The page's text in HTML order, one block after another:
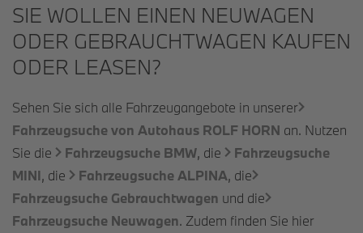
SIE WOLLEN EINEN NEUWAGEN
ODER GEBRAUCHTWAGEN KAUFEN
ODER LEASEN?
Sehen Sie sich alle Fahrzeugangebote in unserer
Fahrzeugsuche von Autohaus ROLF HORN an. Nutzen
Sie die
Fahrzeugsuche BMW, die
Fahrzeugsuche
MINI, die Fahrzeugsuche ALPINA, die
Fahrzeugsuche Gebrauchtwagen und die
Fahrzeugsuche Neuwagen. Zudem finden Sie hier